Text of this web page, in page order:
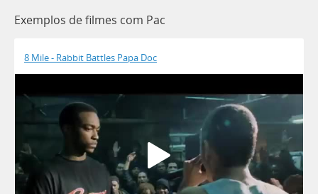
Exemplos de filmes com Pac
8 Mile - Rabbit Battles Papa Doc